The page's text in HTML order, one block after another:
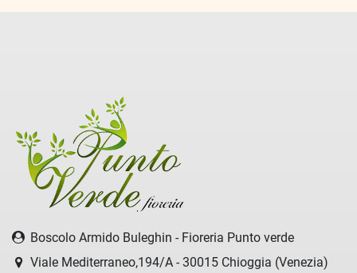
Boscolo Armido Buleghin - Fioreria Punto verde
Viale Mediterraneo,194/A - 30015 Chioggia (Venezia)